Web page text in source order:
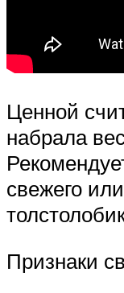
Ценной
набрала
свежего
Признаки